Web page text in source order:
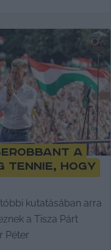
a
tennie, hogy
kutatásában arra
a Tisza Párt
Péter